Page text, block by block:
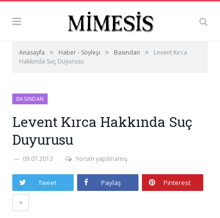
Anasayfa » Haber - Söyleşi » Basından »
Levent Kırca
Hakkında Suç Duyurusu
BASINDAN
Levent Kırca Hakkında Suç
Duyurusu
09.07.2013 Yorum yapılmamış
Tweet Paylaş Pinterest
+